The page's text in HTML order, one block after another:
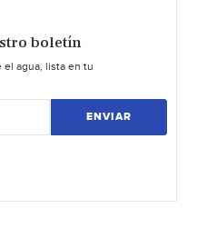
boletín
el agua, lista en tu
ENVIAR